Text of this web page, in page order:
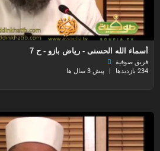
أسماء الله الحسنى - رياض بازو - ح 7
فريق صوفية
234 بازدیدها
| پیش 3 سال ها